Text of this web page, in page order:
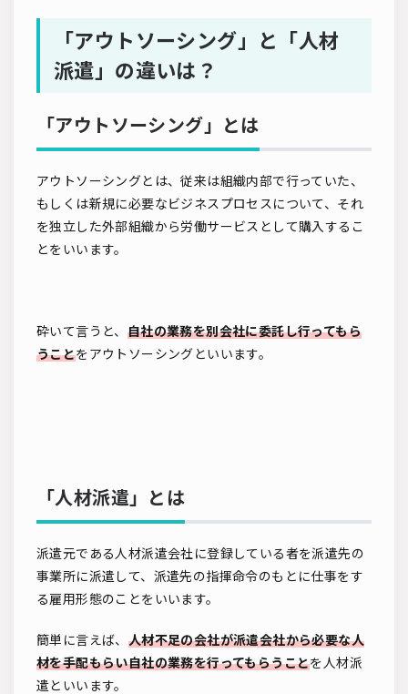
「アウトソーシング」と「人材
派遣」の違いは？
「アウトソーシング」とは
アウトソーシングとは、従来は組織内部で行っていた、
もしくは新規に必要なビジネスプロセスについて、それ
を独立した外部組織から労働サービスとして購入するこ
とをいいます。
砕いて言うと、 自社の業務を別会社に委託し行ってもら
うことをアウトソーシングといいます。
「人材派遣」とは
派遣元である人材派遣会社に登録している者を派遣先の
事業所に派遣して、派遣先の指揮命令のもとに仕事をす
る雇用形態のことをいいます。
簡単に言えば、 人材不足の会社が派遣会社から必要な人
材を手配もらい自社の業務を行ってもらうことを人材派
遣といいます。